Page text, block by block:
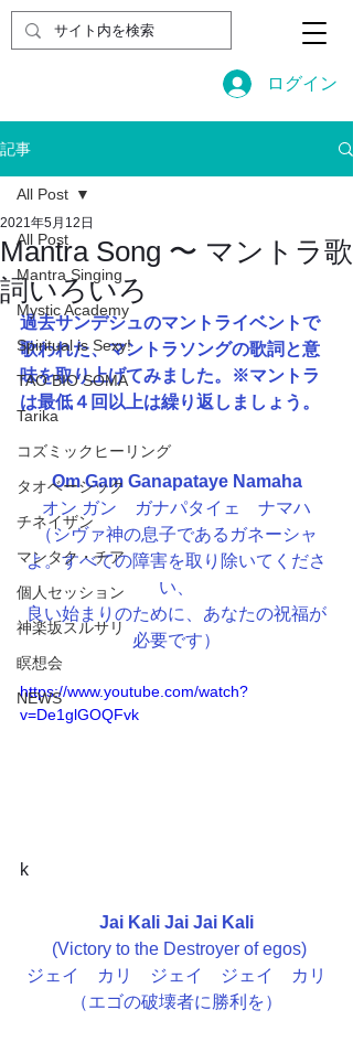
ログイン
記事
All Post
Mantra Singing
Mystic Academy
Spiritual is Sexy!
TAO BIO SOMA
Tarika
コズミックヒーリング
タオベーシック
チネイザン
マンタク・チア
個人セッション
神楽坂スルサリ
瞑想会
NEWS
All Post
Mantra Song 〜 マントラ歌
詞いろいろ
2021年5月12日
過去サンデシュのマントライベントで
歌われた、マントラソングの歌詞と意
味を取り上げてみました。※マントラ
は最低４回以上は繰り返しましょう。
Om Gam Ganapataye Namaha
オン ガン　ガナパタイェ　ナマハ
（シヴァ神の息子であるガネーシャ
よ。すべての障害を取り除いてくださ
い、
良い始まりのために、あなたの祝福が
必要です）
https://www.youtube.com/watch?
v=De1glGOQFvk
k
Jai Kali Jai Jai Kali
(Victory to the Destroyer of egos)
ジェイ　カリ　ジェイ　ジェイ　カリ
（エゴの破壊者に勝利を）